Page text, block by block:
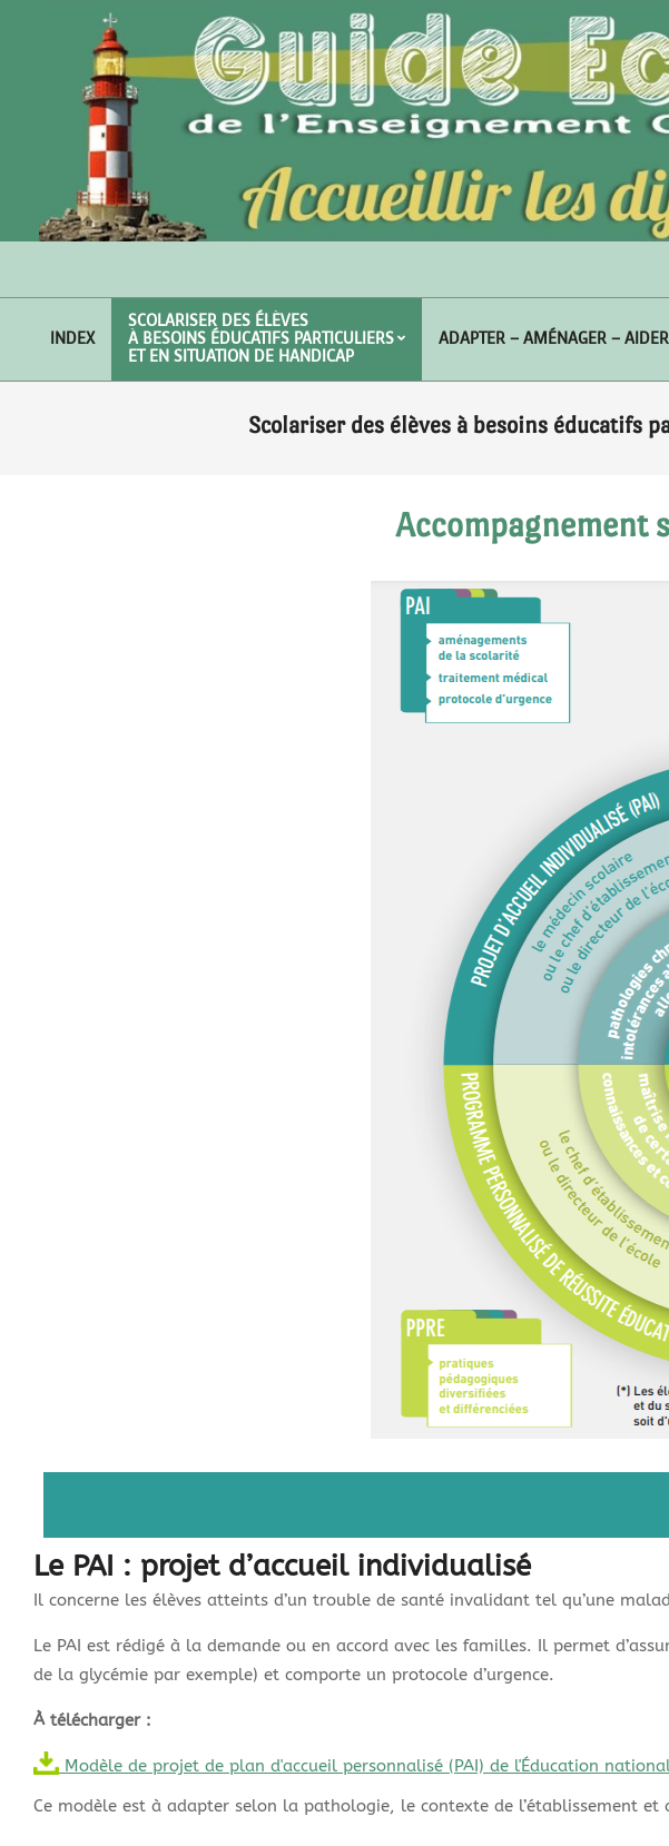
Navigation
INDEX
SCOLARISER DES ÉLÈVES
À BESOINS ÉDUCATIFS PARTICULIERS
ET EN SITUATION DE HANDICAP
ADAPTER – AMÉNAGER –
Scolariser des élèves à besoins éducatifs
Accompagnement
Le PAI : projet d’accueil individualisé
Il concerne les élèves atteints d’un trouble de santé invalidant tel qu’une
Le PAI est rédigé à la demande ou en accord avec les familles. Il permet
de la glycémie par exemple) et comporte un protocole d’urgence.
À télécharger :
Modèle de projet de plan d'accueil personnalisé (PAI) de l'Éducation
Ce modèle est à adapter selon la pathologie, le contexte de l’établissement et